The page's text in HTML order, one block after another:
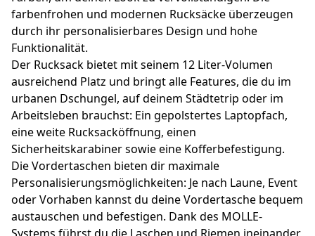
farbenfrohen und modernen Rucksäcke überzeugen
durch ihr personalisierbares Design und hohe
Funktionalität.
Der Rucksack bietet mit seinem 12 Liter-Volumen
ausreichend Platz und bringt alle Features, die du im
urbanen Dschungel, auf deinem Städtetrip oder im
Arbeitsleben brauchst: Ein gepolstertes Laptopfach,
eine weite Rucksacköffnung, einen
Sicherheitskarabiner sowie eine Kofferbefestigung.
Die Vordertaschen bieten dir maximale
Personalisierungsmöglichkeiten: Je nach Laune, Event
oder Vorhaben kannst du deine Vordertasche bequem
austauschen und befestigen. Dank des MOLLE-